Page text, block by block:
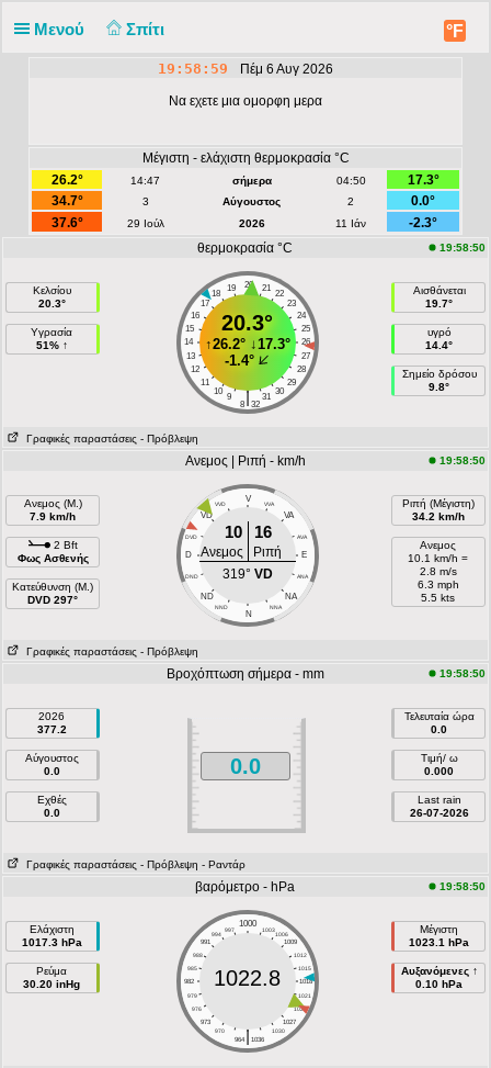
Μενού Σπίτι °F
19:58:59 Πέμ 6 Αυγ 2026
Να εχετε μια ομορφη μερα
Μέγιστη - ελάχιστη θερμοκρασία °C
26.2°
14:47 σήμερα 04:50
17.3°
34.7°
3 Αύγουστος 2
0.0°
37.6°
29 Ιούλ 2026 11 Ιάν
-2.3°
θερμοκρασία °C
19:58:50
Κελσίου
20.3°
Υγρασία
51% ↑
20
19 21
18
22
17
23
16
24
15
25
14
26
13
27
12
28
11
29
10
30
9 31
|
8 32
20.3°
↑26.2°↓17.3°
-1.4°
Αισθάνεται
19.7°
υγρό
14.4°
Σημείο δρόσου
9.8°
Γραφικές παραστάσεις - Πρόβλεψη
Ανεμος | Ριπή - km/h 19:58:50
Ανεμος (Μ.)
7.9 km/h
2 Bft
Φως Ασθενής
Κατεύθυνση (Μ.)
DVD 297°
V
VVD VVA
VD VA
DVD AVA
D E
DND ANA
ND NA
NND NNA
N
10 16
Ανεμος
Ριπή
319° VD
Ριπή (Μέγιστη)
34.2 km/h
Ανεμος
10.1 km/h =
2.8 m/s
6.3 mph
5.5 kts
Γραφικές παραστάσεις - Πρόβλεψη
Βροχόπτωση σήμερα - mm 19:58:50
2026
377.2
Αύγουστος
0.0
Εχθές
0.0
0.0
Τελευταία ώρα
0.0
Τιμή/ ω
0.000
Last rain
26-07-2026
Γραφικές παραστάσεις - Πρόβλεψη - Ραντάρ
βαρόμετρο - hPa 19:58:50
Ελάχιστη
1017.3 hPa
Ρεύμα
30.20 inHg
1000
997 1003
994
1006
991
1009
988
1012
985
1015
982
1018
979
1021
976
1024
973
1027
970
1030
|
964 1036
1022.8
Μέγιστη
1023.1 hPa
Αυξανόμενες ↑
0.10 hPa